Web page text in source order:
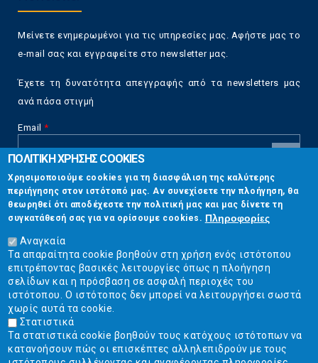
Μείνετε ενημερωμένοι για τις υπηρεσίες μας. Αφήστε μας το
e-mail σας και εγγραφείτε στο newsletter μας.
Έχετε τη δυνατότητα απεγγραφής από τα newsletters μας
ανά πάσα στιγμή
Email *
CAPTCHA
This
question is
for testing
whether or
not you are a
human visitor
and to
prevent
automated
spam
submissions.
5+2
Επικοινωνία
Στουρνάρη 17, Αθήνα 10683
2103304444
info@ekpizo.gr
www.ekpizo.gr
Δευ - Πεμ:10:00 πμ - 2:00 μμ
Σάβ - Κυρ: Κλειστά
ΠΟΛΙΤΙΚΗ ΧΡΗΣΗΣ COOKIES
Χρησιμοποιούμε cookies για τη διασφάλιση της καλύτερης
περιήγησης στον ιστότοπό μας. Αν συνεχίσετε την πλοήγηση, θα
θεωρηθεί ότι αποδέχεστε την πολιτική μας και μας δίνετε τη
συγκατάθεσή σας για να ορίσουμε cookies. Πληροφορίες
Αναγκαία
Τα απαραίτητα cookie βοηθούν στη χρήση ενός ιστότοπου
επιτρέποντας βασικές λειτουργίες όπως η πλοήγηση
σελίδων και η πρόσβαση σε ασφαλή περιοχές του
ιστότοπου. Ο ιστότοπος δεν μπορεί να λειτουργήσει σωστά
χωρίς αυτά τα cookie.
Στατιστικά
Τα στατιστικά cookie βοηθούν τους κατόχους ιστότοπων να
κατανοήσουν πώς οι επισκέπτες αλληλεπιδρούν με τους